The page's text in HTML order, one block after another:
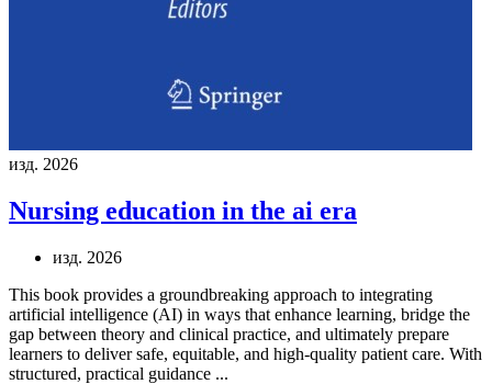
изд. 2026
Nursing education in the ai era
изд. 2026
This book provides a groundbreaking approach to integrating
artificial intelligence (AI) in ways that enhance learning, bridge the
gap between theory and clinical practice, and ultimately prepare
learners to deliver safe, equitable, and high-quality patient care. With
structured, practical guidance ...